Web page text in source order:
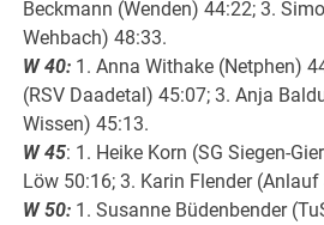
Beckmann (Wenden) 44:22; 3.
Wehbach) 48:33.
W 40: 1. Anna Withake (Netphen)
(RSV Daadetal) 45:07; 3. Anja
Wissen) 45:13.
W 45: 1. Heike Korn (SG Siegen-
Löw 50:16; 3. Karin Flender
W 50: 1. Susanne Büdenbender